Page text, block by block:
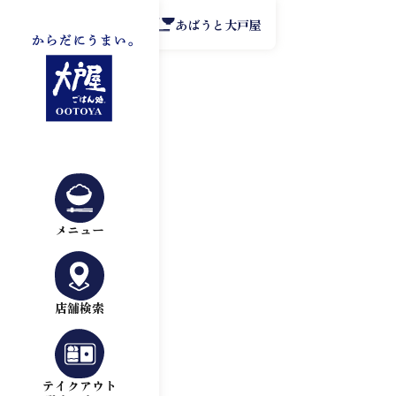
メニュー
店舗検索
テイクアウト
あばうと大戸屋